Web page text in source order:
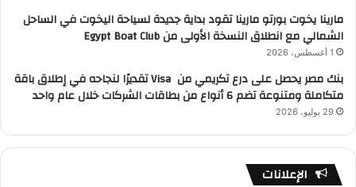
مارينا يخوت بورتو مارينا تقود بداية جديدة لسياحة اليخوت في الساحل
الشمالي مع انطلاق النسخة الأولى من Egypt Boat Club
1 أغسطس، 2026
بنك مصر يحصل على درع تكريمي من Visa تقديرًا لنجاحه في إطلاق باقة
متكاملة ومتنوعة تضم 6 أنواع من بطاقات الشركات خلال عام واحد
29 يوليو، 2026
الإعلانات